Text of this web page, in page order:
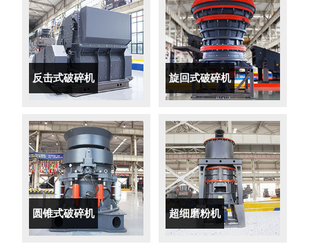
反击式破碎机 旋回式破碎机
圆锥式破碎机 超细磨粉机